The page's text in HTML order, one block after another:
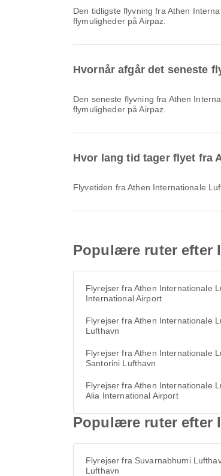
Den tidligste flyvning fra Athen Internationale Lufthavn til Frankfurt Lufthavn med Lufthansa afgår kl. 06.25. Du kan se denne tidsplan og sammenligne andre tilgængelige
flymuligheder på Airpaz.
Hvornår afgår det seneste
Den seneste flyvning fra Athen Internationale Lufthavn til Frankfurt Lufthavn med Lufthansa afgår kl. 18.35. Du kan se denne tidsplan og sammenligne andre tilgængelige
flymuligheder på Airpaz.
Hvor lang tid tager flyet fra
Flyvetiden fra Athen Internationale
Populære ruter efter
Flyrejser fra Athen Internationale
International Airport
Flyrejser fra Athen Internationale
Lufthavn
Flyrejser fra Athen Internationale
Santorini Lufthavn
Flyrejser fra Athen Internationale
Alia International Airport
Populære ruter efter
Flyrejser fra Suvarnabhumi
Lufthavn